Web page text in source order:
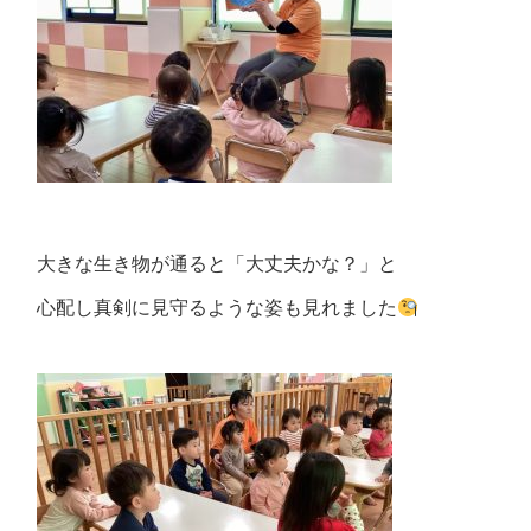
大きな生き物が通ると「大丈夫かな？」と
心配し真剣に見守るような姿も見れました